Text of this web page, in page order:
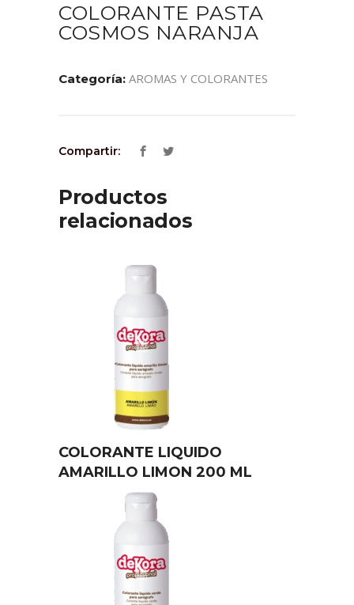
COLORANTE PASTA
COSMOS NARANJA
Categoría: AROMAS Y COLORANTES
Compartir:
Productos
relacionados
COLORANTE LIQUIDO
AMARILLO LIMON 200 ML